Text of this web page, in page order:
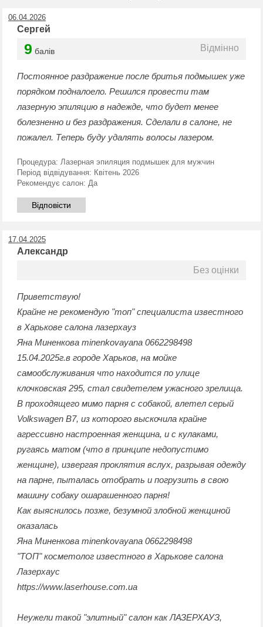
06.04.2026
Сергей
9 балів Відмінно
Постоянное раздражение после бритья подмышек уже
порядком подналоело. Решился провести там
лазерную эпиляцию в надежде, что будет менее
болезненно и без раздражения. Сделали в салоне, не
пожалел. Теперь буду удалять волосы лазером.
Процедура: Лазерная эпиляция подмышек для мужчин
Період відвідування: Квітень 2026
Рекомендує салон: Да
Відповісти
17.04.2025
Александр
Без оцінки
Приветствую!
Крайне не рекомендую "топ" специалиста известного
в Харькове салона лазерхауз
Яна Миненкова minenkovayana 0662298498
15.04.2025г.в городе Харьков, на мойке
самообслуживания что находится по улице
клочковская 295, стал свидетелем ужасного зрелища.
В проходящего мимо парня с собакой, влетел серый
Volkswagen B7, из которого выскочила крайне
агрессивно настроенная женщина, и с кулаками,
ругаясь матом (что в принципе недопустимо
женщине), извергая проклятия вслух, разрывая одежду
на парне, пыталась отобрать и погрузить в свою
машину собаку ошарашенного парня!
Как выяснилось позже, безумной злобной женщиной
оказалась
Яна Миненкова minenkovayana 0662298498
"ТОП" косметолог известного в Харькове салона
Лазерхаус
https://www.laserhouse.com.ua
Неужели такой "элитный" салон как ЛАЗЕРХАУЗ,